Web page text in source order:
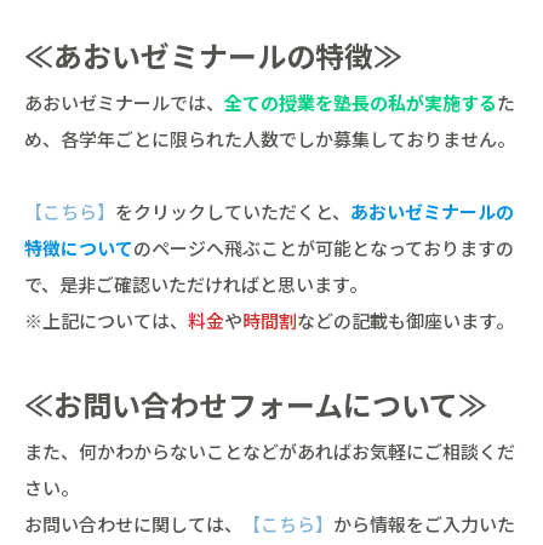
≪あおいゼミナールの特徴≫
あおいゼミナールでは、 全ての授業を塾長の私が実施するた
め、各学年ごとに限られた人数でしか募集しておりません。
【こちら】 をクリックしていただくと、 あおいゼミナールの
特徴についてのページへ飛ぶことが可能となっておりますの
で、是非ご確認いただければと思います。
※上記については、 料金や時間割などの記載も御座います。
≪お問い合わせフォームについて≫
また、何かわからないことなどがあればお気軽にご相談くだ
さい。
お問い合わせに関しては、
【こちら】 から情報をご入力いた